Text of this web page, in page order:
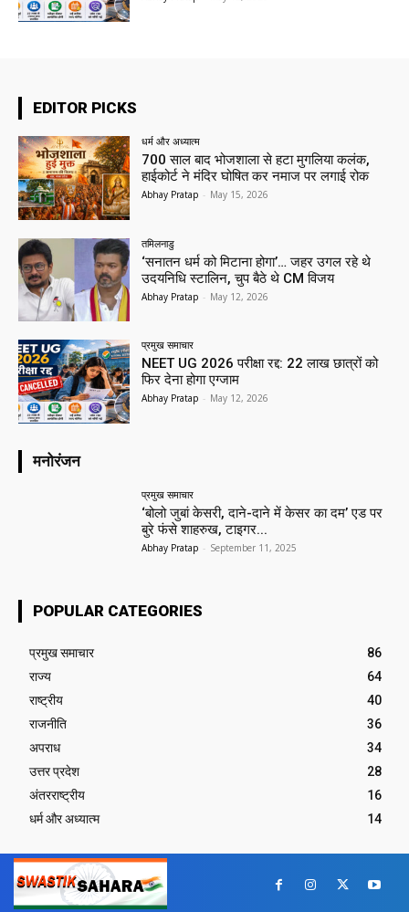
EDITOR PICKS
धर्म और अध्यात्म
700 साल बाद भोजशाला से हटा मुगलिया कलंक,
हाईकोर्ट ने मंदिर घोषित कर नमाज पर लगाई रोक
Abhay Pratap - May 15, 2026
तमिलनाडु
‘सनातन धर्म को मिटाना होगा’… जहर उगल रहे थे
उदयनिधि स्टालिन, चुप बैठे थे CM विजय
Abhay Pratap - May 12, 2026
प्रमुख समाचार‎
NEET UG 2026 परीक्षा रद्द: 22 लाख छात्रों को
फिर देना होगा एग्जाम
Abhay Pratap - May 12, 2026
मनोरंजन
प्रमुख समाचार‎
‘बोलो जुबां केसरी, दाने-दाने में केसर का दम’ एड पर
बुरे फंसे शाहरुख, टाइगर...
Abhay Pratap - September 11, 2025
POPULAR CATEGORIES
प्रमुख समाचार‎
86
राज्य
64
राष्ट्रीय
40
राजनीति
36
अपराध
34
उत्तर प्रदेश
28
अंतरराष्ट्रीय
16
धर्म और अध्यात्म
14